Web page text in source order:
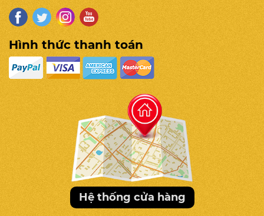
2. Hệ thống 10 bài tập Massage
Hình thức thanh toán
Hệ thống cửa hàng